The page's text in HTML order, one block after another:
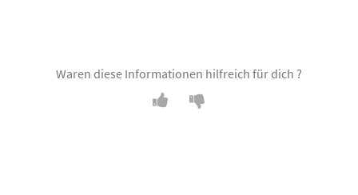
Waren diese Informationen hilfreich für dich ?